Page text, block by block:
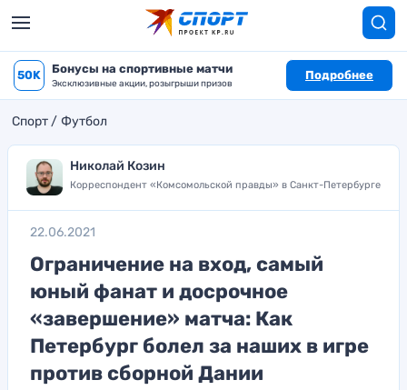
50K Бонусы на спортивные матчи
Эксклюзивные акции, розыгрыши призов
Подробнее
Спорт Футбол
Николай Козин
Корреспондент «Комсомольской правды» в Санкт-Петербурге
22.06.2021
Ограничение на вход, самый
юный фанат и досрочное
«завершение» матча: Как
Петербург болел за наших в игре
против сборной Дании